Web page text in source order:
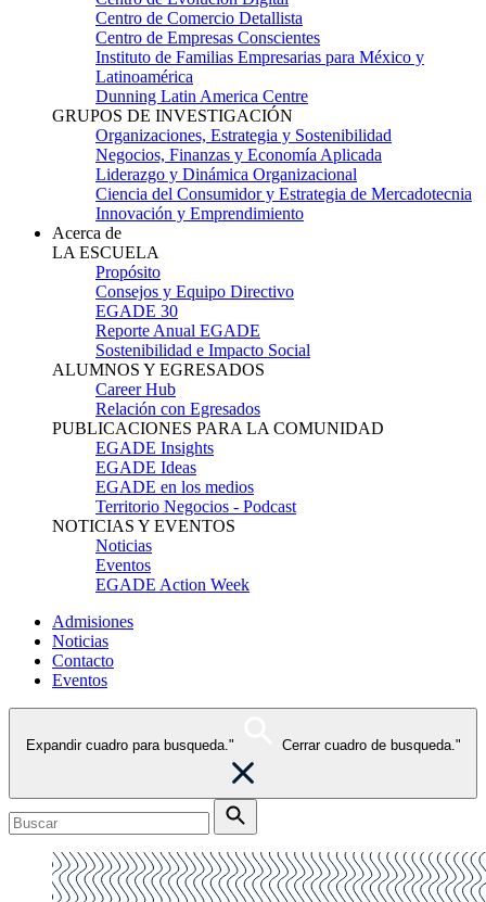
Centro de Comercio Detallista
Centro de Empresas Conscientes
Instituto de Familias Empresarias para México y
Latinoamérica
Dunning Latin America Centre
GRUPOS DE INVESTIGACIÓN
Organizaciones, Estrategia y Sostenibilidad
Negocios, Finanzas y Economía Aplicada
Liderazgo y Dinámica Organizacional
Ciencia del Consumidor y Estrategia de Mercadotecnia
Innovación y Emprendimiento
Acerca de
LA ESCUELA
Propósito
Consejos y Equipo Directivo
EGADE 30
Reporte Anual EGADE
Sostenibilidad e Impacto Social
ALUMNOS Y EGRESADOS
Career Hub
Relación con Egresados
PUBLICACIONES PARA LA COMUNIDAD
EGADE Insights
EGADE Ideas
EGADE en los medios
Territorio Negocios - Podcast
NOTICIAS Y EVENTOS
Noticias
Eventos
EGADE Action Week
Admisiones
Noticias
Contacto
Eventos
Expandir cuadro para busqueda." Cerrar cuadro de busqueda."